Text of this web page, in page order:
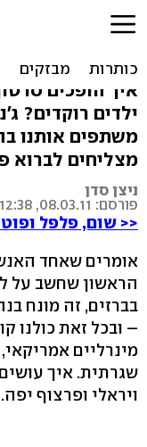
הווירוס
איך הופכים
ילדים רוקדים?
משתפים אותנו
מצליחים לברוא
ניצן סדן
פורסם: 08.03.11, 12:38
<< שום, פלפל
אומרים שאחד
הראשון שחשב על
בברזים, זה מונח
שגרתית. איך
ויראלי ופרצוף יפה.